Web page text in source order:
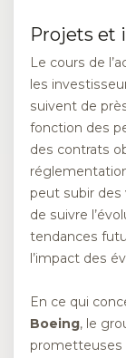
Projets et
Le cours de
les
suivent de
fonction des
des contrats
peut subir
de suivre
tendances
l’impact des
En ce qui
Boeing, le
prometteuses